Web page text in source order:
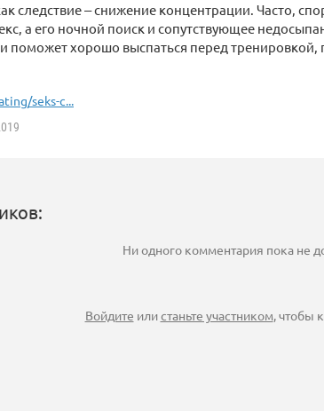
следствие ‒ снижение концентрации. Часто,
а его ночной поиск и сопутствующее
поможет хорошо выспаться перед тренировкой,
seks-c...
Ни одного комментария пока не
Войдите илистаньте участником, чтобы